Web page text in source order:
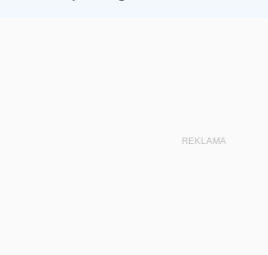
REKLAMA